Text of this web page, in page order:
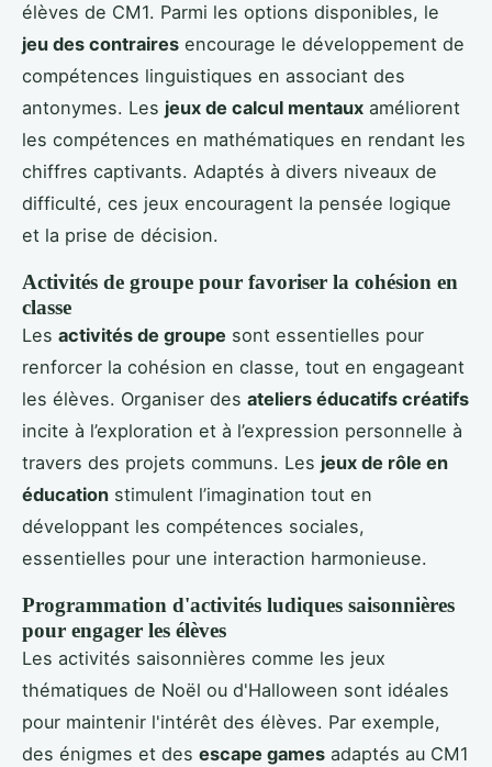
élèves de CM1. Parmi les options disponibles, le
jeu des contraires encourage le développement de
compétences linguistiques en associant des
antonymes. Les jeux de calcul mentaux améliorent
les compétences en mathématiques en rendant les
chiffres captivants. Adaptés à divers niveaux de
difficulté, ces jeux encouragent la pensée logique
et la prise de décision.
Activités de groupe pour favoriser la cohésion en
classe
Les activités de groupe sont essentielles pour
renforcer la cohésion en classe, tout en engageant
les élèves. Organiser des ateliers éducatifs créatifs
incite à l’exploration et à l’expression personnelle à
travers des projets communs. Les jeux de rôle en
éducation stimulent l’imagination tout en
développant les compétences sociales,
essentielles pour une interaction harmonieuse.
Programmation d'activités ludiques saisonnières
pour engager les élèves
Les activités saisonnières comme les jeux
thématiques de Noël ou d'Halloween sont idéales
pour maintenir l'intérêt des élèves. Par exemple,
des énigmes et des escape games adaptés au CM1